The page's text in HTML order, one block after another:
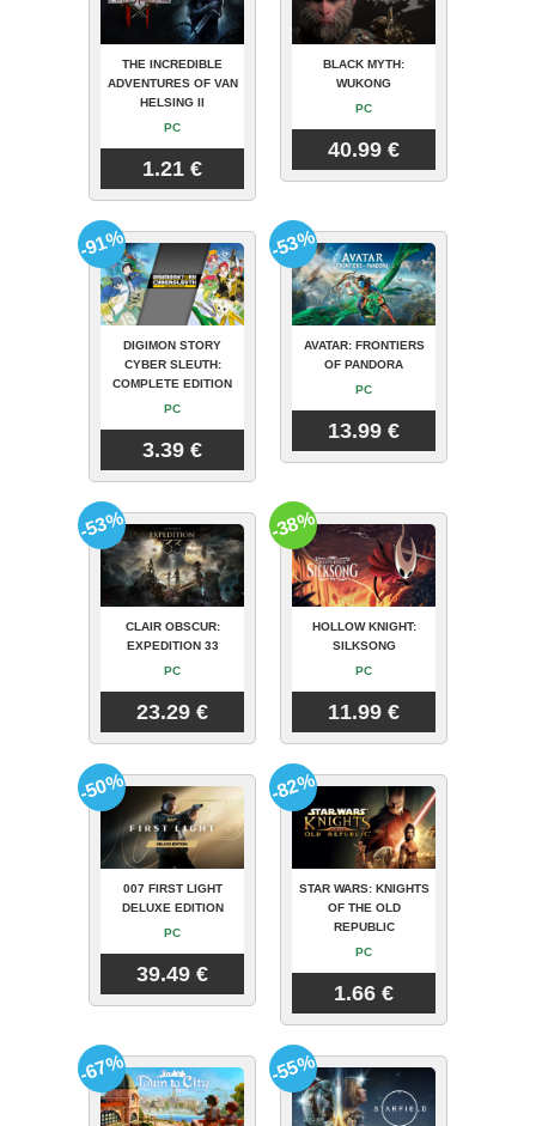
THE INCREDIBLE
ADVENTURES OF VAN
HELSING II
PC
1.21 €
BLACK MYTH:
WUKONG
PC
40.99 €
DIGIMON STORY
CYBER SLEUTH:
COMPLETE EDITION
PC
3.39 €
-91%
AVATAR: FRONTIERS
OF PANDORA
PC
13.99 €
-53%
CLAIR OBSCUR:
EXPEDITION 33
PC
23.29 €
-53%
HOLLOW KNIGHT:
SILKSONG
PC
11.99 €
-38%
007 FIRST LIGHT
DELUXE EDITION
PC
39.49 €
-50%
STAR WARS: KNIGHTS
OF THE OLD
REPUBLIC
PC
1.66 €
-82%
-67% -55%